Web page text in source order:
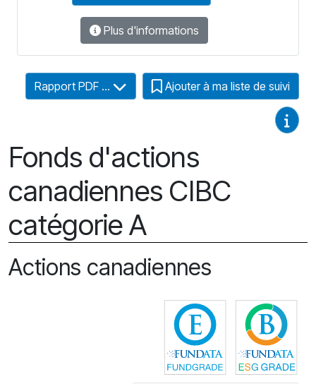
Plus d'informations
Fonds d'actions
canadiennes CIBC
catégorie A
Rapport PDF ... Ajouter à ma liste de suivi
Actions canadiennes
Cliquez pour